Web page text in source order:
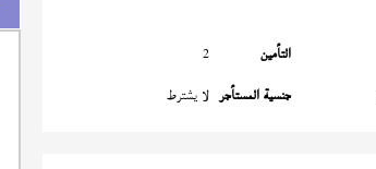
التأمين
2
جنسية المستأجر لا يشترط